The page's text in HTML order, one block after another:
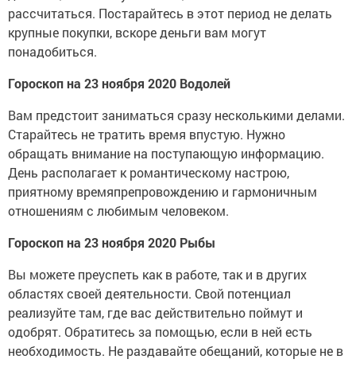
рассчитаться. Постарайтесь в этот период не делать
крупные покупки, вскоре деньги вам могут
понадобиться.
Гороскоп на 23 ноября 2020 Водолей
Вам предстоит заниматься сразу несколькими делами.
Старайтесь не тратить время впустую. Нужно
обращать внимание на поступающую информацию.
День располагает к романтическому настрою,
приятному времяпрепровождению и гармоничным
отношениям с любимым человеком.
Гороскоп на 23 ноября 2020 Рыбы
Вы можете преуспеть как в работе, так и в других
областях своей деятельности. Свой потенциал
реализуйте там, где вас действительно поймут и
одобрят. Обратитесь за помощью, если в ней есть
необходимость. Не раздавайте обещаний, которые не в